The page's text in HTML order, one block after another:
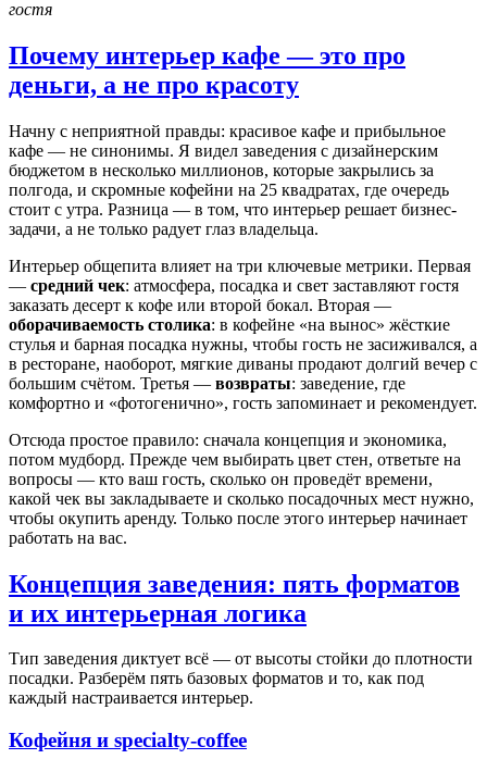
гостя
Почему интерьер кафе — это про
деньги, а не про красоту
Начну с неприятной правды: красивое кафе и прибыльное
кафе — не синонимы. Я видел заведения с дизайнерским
бюджетом в несколько миллионов, которые закрылись за
полгода, и скромные кофейни на 25 квадратах, где очередь
стоит с утра. Разница — в том, что интерьер решает бизнес-
задачи, а не только радует глаз владельца.
Интерьер общепита влияет на три ключевые метрики. Первая
— средний чек: атмосфера, посадка и свет заставляют гостя
заказать десерт к кофе или второй бокал. Вторая —
оборачиваемость столика: в кофейне «на вынос» жёсткие
стулья и барная посадка нужны, чтобы гость не засиживался, а
в ресторане, наоборот, мягкие диваны продают долгий вечер с
большим счётом. Третья — возвраты: заведение, где
комфортно и «фотогенично», гость запоминает и рекомендует.
Отсюда простое правило: сначала концепция и экономика,
потом мудборд. Прежде чем выбирать цвет стен, ответьте на
вопросы — кто ваш гость, сколько он проведёт времени,
какой чек вы закладываете и сколько посадочных мест нужно,
чтобы окупить аренду. Только после этого интерьер начинает
работать на вас.
Концепция заведения: пять форматов
и их интерьерная логика
Тип заведения диктует всё — от высоты стойки до плотности
посадки. Разберём пять базовых форматов и то, как под
каждый настраивается интерьер.
Кофейня и specialty-coffee